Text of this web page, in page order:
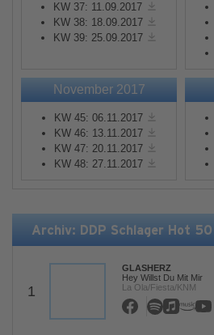
KW 37: 11.09.2017
KW 38: 18.09.2017
KW 39: 25.09.2017
November 2017
KW 45: 06.11.2017
KW 46: 13.11.2017
KW 47: 20.11.2017
KW 48: 27.11.2017
Archiv: DDP Schlager Hot
1
GLASHERZ
Hey Willst Du Mit Mir
La Ola/Fiesta/KNM